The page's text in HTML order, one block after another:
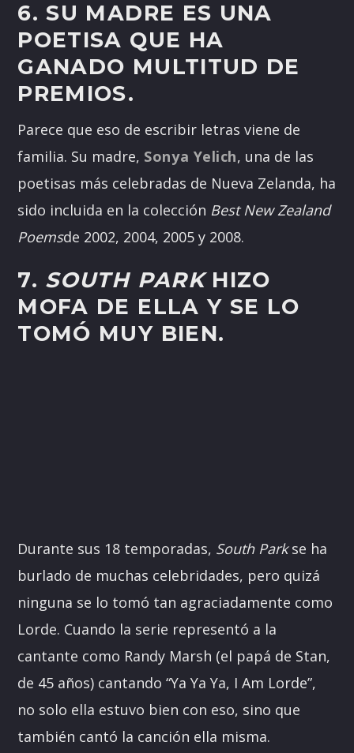
6. SU MADRE ES UNA
POETISA QUE HA
GANADO MULTITUD DE
PREMIOS.
Parece que eso de escribir letras viene de
familia. Su madre, Sonya Yelich, una de las
poetisas más celebradas de Nueva Zelanda, ha
sido incluida en la colección Best New Zealand
Poemsde 2002, 2004, 2005 y 2008.
7. SOUTH PARKHIZO
MOFA DE ELLA Y SE LO
TOMÓ MUY BIEN.
Durante sus 18 temporadas, South Parkse ha
burlado de muchas celebridades, pero quizá
ninguna se lo tomó tan agraciadamente como
Lorde. Cuando la serie representó a la
cantante como Randy Marsh (el papá de Stan,
de 45 años) cantando “Ya Ya Ya, I Am Lorde”,
no solo ella estuvo bien con eso, sino que
también cantó la canción ella misma.